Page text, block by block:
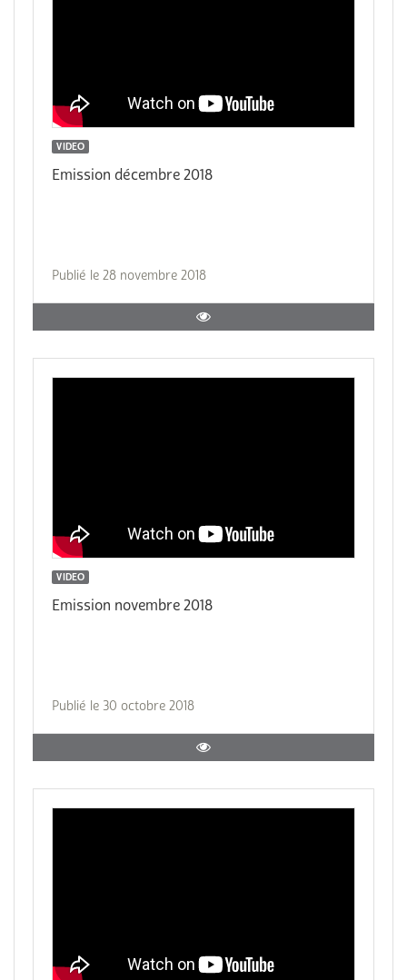
VIDEO
Emission décembre 2018
Publié le 28 novembre 2018
VIDEO
Emission novembre 2018
Publié le 30 octobre 2018